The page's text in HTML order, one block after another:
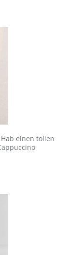
einen tollen